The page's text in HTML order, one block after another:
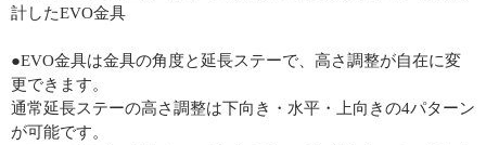
計したEVO金具
●EVO金具は金具の角度と延長ステーで、高さ調整が自在に変
更できます。
通常延長ステーの高さ調整は下向き・水平・上向きの4パターン
が可能です。